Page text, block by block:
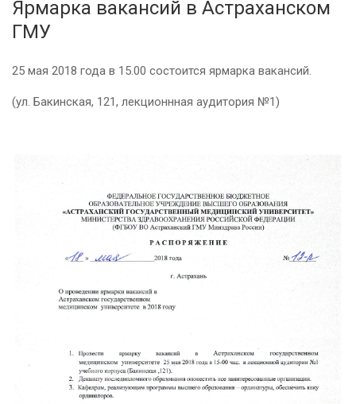
Ярмарка вакансий в Астраханском
ГМУ
25 мая 2018 года в 15.00 состоится ярмарка вакансий.
(ул. Бакинская, 121, лекционнная аудитория №1)